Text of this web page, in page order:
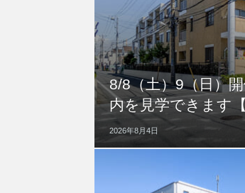
8/8（土）9（日）
内を見学できます
2026年8月4日